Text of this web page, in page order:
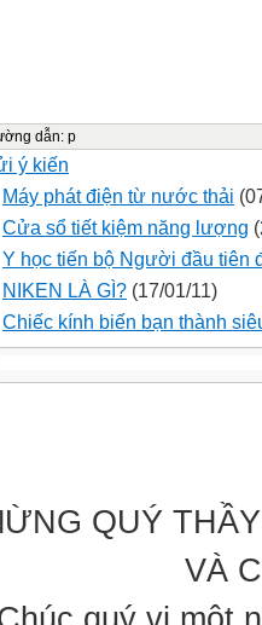
dẫn: p
ý kiến
Máy phát điện từ nước thải
Cửa sổ tiết kiệm năng lượng
Y học tiến bộ Người đầu tiên
NIKEN LÀ GÌ? (17/01/11)
Chiếc kính biến bạn thành
QUÝ
VÀ